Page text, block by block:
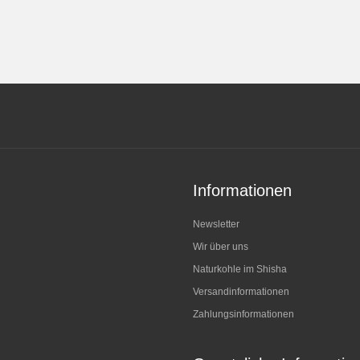
Informationen
Newsletter
Wir über uns
Naturkohle im Shisha
Versandinformationen
Zahlungsinformationen